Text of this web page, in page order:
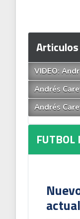
VIDEO:
Andrés
Andrés
FUTBOL